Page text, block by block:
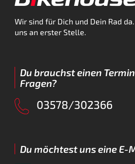
Wir sind für Dich und Dein Rad
uns an erster Stelle.
Du brauchst einen
Fragen?
03578/302366
Du möchtest uns eine E-